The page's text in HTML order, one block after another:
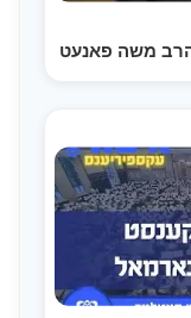
הרב משה פאנעט